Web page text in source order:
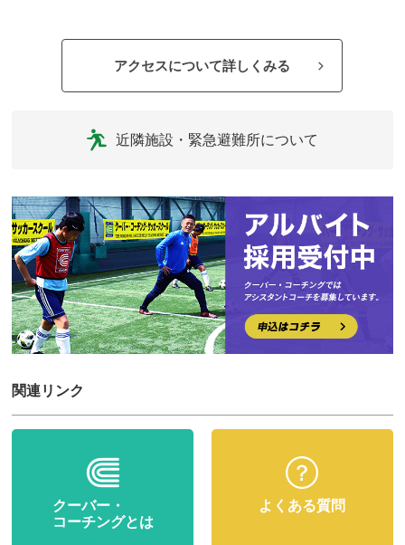
アクセスについて詳しくみる
近隣施設・緊急避難所について
関連リンク
クーバー・
コーチングとは
よくある質問